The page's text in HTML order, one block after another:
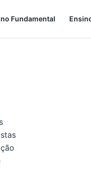
Fundamental